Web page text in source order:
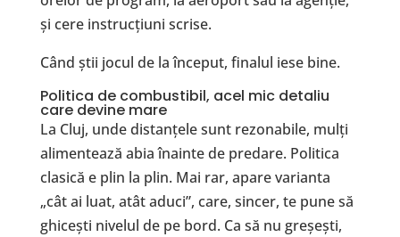
și cere instrucțiuni scrise.
Când știi jocul de la început, finalul iese bine.
Politica de combustibil, acel mic detaliu
care devine mare
La Cluj, unde distanțele sunt rezonabile, mulți
alimentează abia înainte de predare. Politica
clasică e plin la plin. Mai rar, apare varianta
„cât ai luat, atât aduci”, care, sincer, te pune să
ghicești nivelul de pe bord. Ca să nu greșești,